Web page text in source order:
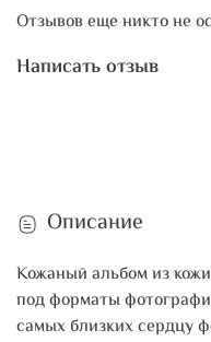
Отзывов еще никто не
Написать отзыв
Описание
Кожаный альбом из
под форматы
самых близких сердцу